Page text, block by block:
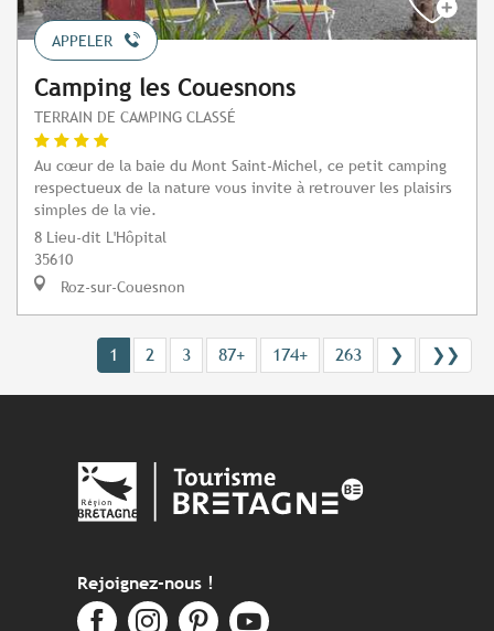
APPELER
Camping les Couesnons
TERRAIN DE CAMPING CLASSÉ
Au cœur de la baie du Mont Saint-Michel, ce petit camping
respectueux de la nature vous invite à retrouver les plaisirs
simples de la vie.
8 Lieu-dit L'Hôpital
35610
Roz-sur-Couesnon
1 2 3 87+ 174+ 263 ❯ ❯❯
Rejoignez-nous !